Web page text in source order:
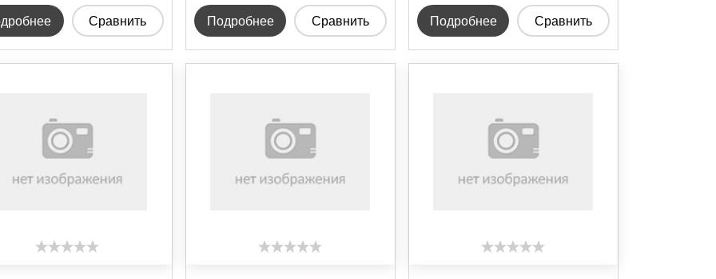
Сравнить Подробнее Сравнить Подробнее Сравнить